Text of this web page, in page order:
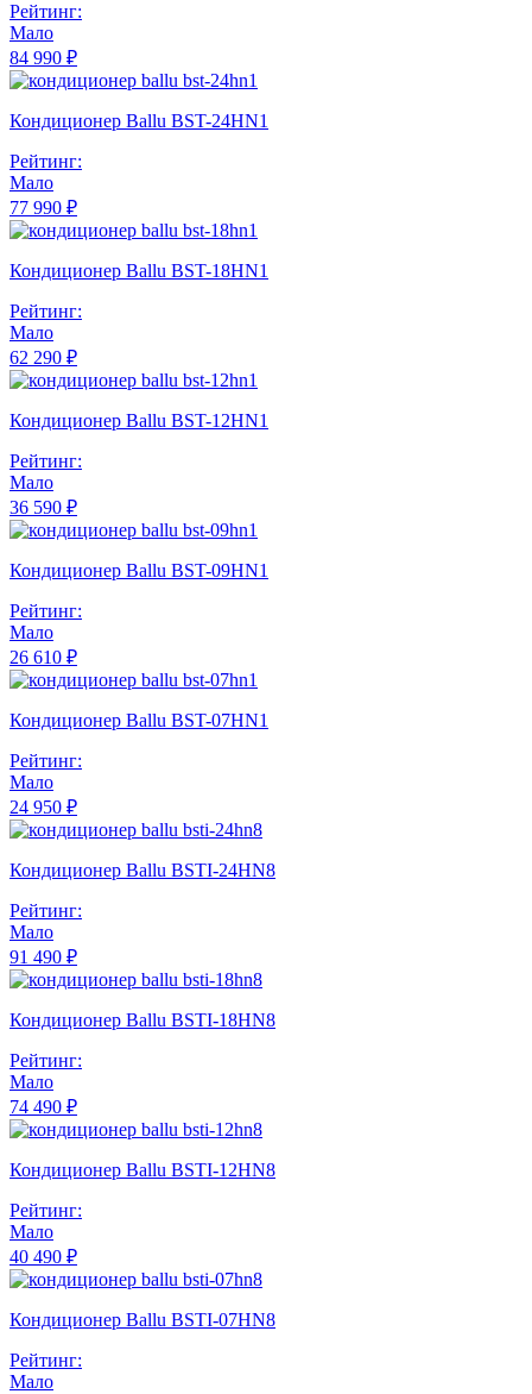
Рейтинг:
Мало
84 990 ₽
Кондиционер Ballu BST-24HN1
Рейтинг:
Мало
77 990 ₽
Кондиционер Ballu BST-18HN1
Рейтинг:
Мало
62 290 ₽
Кондиционер Ballu BST-12HN1
Рейтинг:
Мало
36 590 ₽
Кондиционер Ballu BST-09HN1
Рейтинг:
Мало
26 610 ₽
Кондиционер Ballu BST-07HN1
Рейтинг:
Мало
24 950 ₽
Кондиционер Ballu BSTI-24HN8
Рейтинг:
Мало
91 490 ₽
Кондиционер Ballu BSTI-18HN8
Рейтинг:
Мало
74 490 ₽
Кондиционер Ballu BSTI-12HN8
Рейтинг:
Мало
40 490 ₽
Кондиционер Ballu BSTI-07HN8
Рейтинг:
Мало